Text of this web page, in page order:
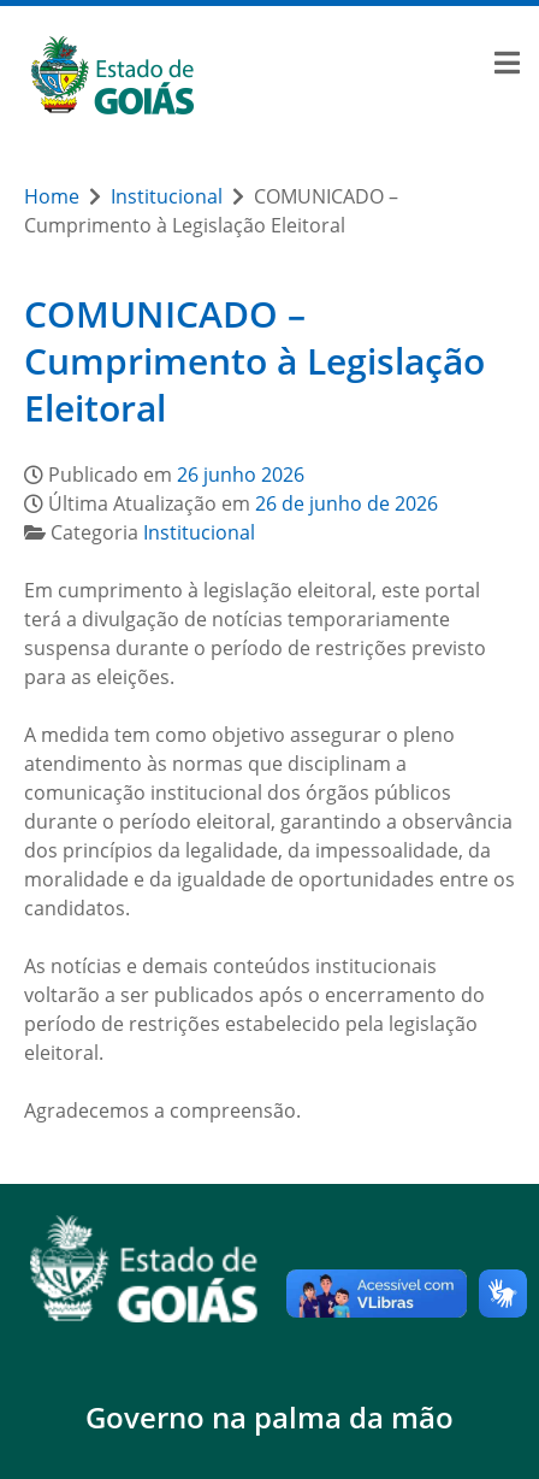
Home Institucional
COMUNICADO –
Cumprimento à Legislação Eleitoral
COMUNICADO –
Cumprimento à Legislação
Eleitoral
Publicado em 26 junho 2026
Última Atualização em 26 de junho de 2026
Categoria Institucional
Em cumprimento à legislação eleitoral, este portal
terá a divulgação de notícias temporariamente
suspensa durante o período de restrições previsto
para as eleições.
A medida tem como objetivo assegurar o pleno
atendimento às normas que disciplinam a
comunicação institucional dos órgãos públicos
durante o período eleitoral, garantindo a observância
dos princípios da legalidade, da impessoalidade, da
moralidade e da igualdade de oportunidades entre os
candidatos.
As notícias e demais conteúdos institucionais
voltarão a ser publicados após o encerramento do
período de restrições estabelecido pela legislação
eleitoral.
Agradecemos a compreensão.
Governo na palma da mão